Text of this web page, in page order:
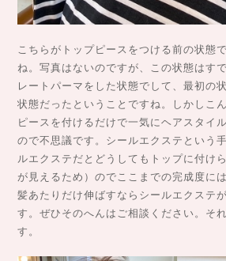
こちらがトップピースをつける前の状態
ね。写真はないのですが、この状態はす
レートパーマをした状態でして、最初の
状態だったということですね。しかしこ
ピースを付けるだけで一気にヘアスタイ
ので不思議です。シールエクステという
ルエクステだとどうしてもトップに付け
が見えるため）のでここまでの完成度に
髪あたりだけ伸ばすならシールエクステ
す。ぜひそのへんはご相談ください。そ
す。